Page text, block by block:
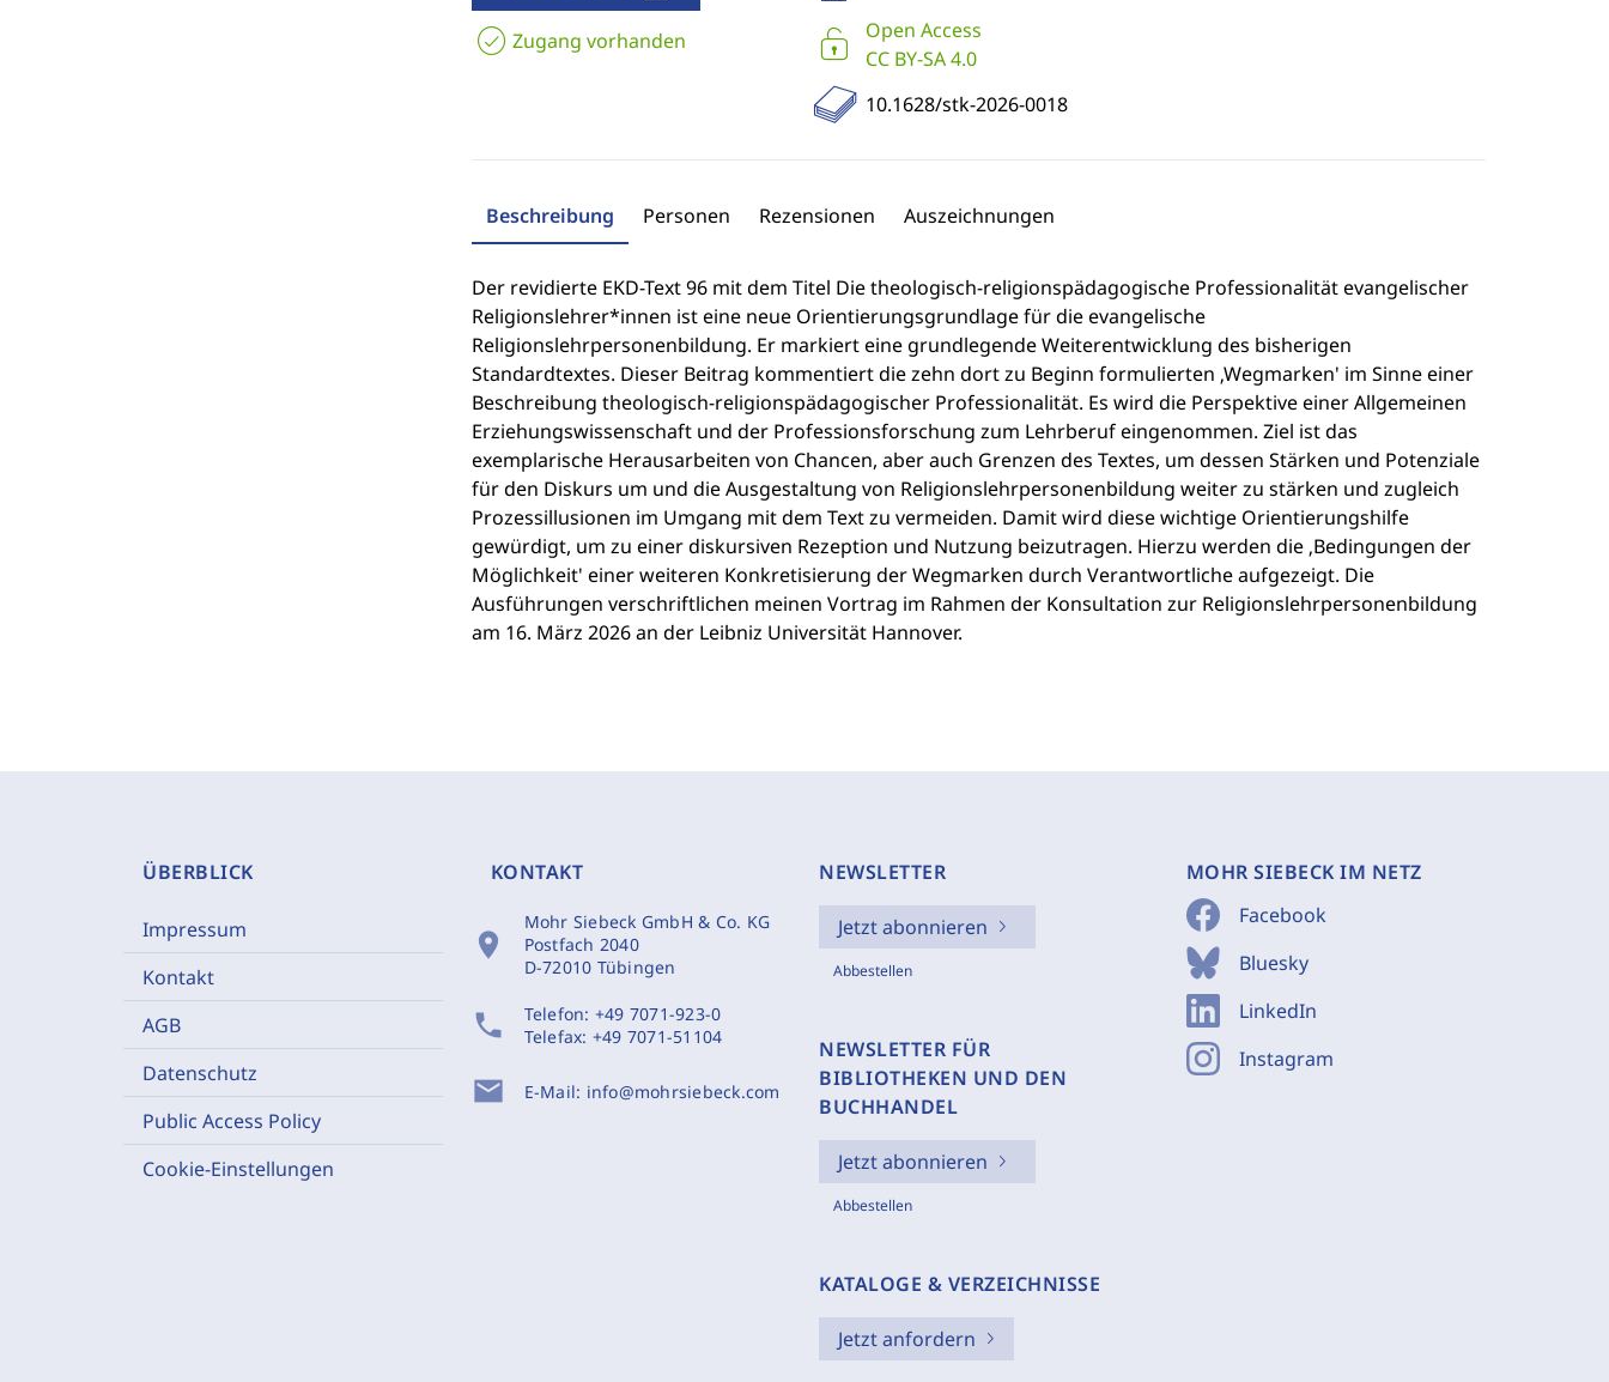
Zugang vorhanden
Open Access
CC BY-SA 4.0
10.1628/stk-2026-0018
Beschreibung Personen Rezensionen Auszeichnungen
Der revidierte EKD-Text 96 mit dem Titel Die theologisch-religionspädagogische Professionalität evangelischer
Religionslehrer*innen ist eine neue Orientierungsgrundlage für die evangelische
Religionslehrpersonenbildung. Er markiert eine grundlegende Weiterentwicklung des bisherigen
Standardtextes. Dieser Beitrag kommentiert die zehn dort zu Beginn formulierten ‚Wegmarken' im Sinne einer
Beschreibung theologisch-religionspädagogischer Professionalität. Es wird die Perspektive einer Allgemeinen
Erziehungswissenschaft und der Professionsforschung zum Lehrberuf eingenommen. Ziel ist das
exemplarische Herausarbeiten von Chancen, aber auch Grenzen des Textes, um dessen Stärken und Potenziale
für den Diskurs um und die Ausgestaltung von Religionslehrpersonenbildung weiter zu stärken und zugleich
Prozessillusionen im Umgang mit dem Text zu vermeiden. Damit wird diese wichtige Orientierungshilfe
gewürdigt, um zu einer diskursiven Rezeption und Nutzung beizutragen. Hierzu werden die ‚Bedingungen der
Möglichkeit' einer weiteren Konkretisierung der Wegmarken durch Verantwortliche aufgezeigt. Die
Ausführungen verschriftlichen meinen Vortrag im Rahmen der Konsultation zur Religionslehrpersonenbildung
am 16. März 2026 an der Leibniz Universität Hannover.
ÜBERBLICK
Impressum
Kontakt
AGB
Datenschutz
Public Access Policy
Cookie-Einstellungen
KONTAKT
location_on
Mohr Siebeck GmbH & Co. KG
Postfach 2040
D-72010 Tübingen
phone Telefon: +49 7071-923-0
Telefax: +49 7071-51104
mail E-Mail: info@mohrsiebeck.com
NEWSLETTER
Jetzt abonnieren
Abbestellen
NEWSLETTER FÜR
BIBLIOTHEKEN UND DEN
BUCHHANDEL
Jetzt abonnieren
Abbestellen
KATALOGE & VERZEICHNISSE
Jetzt anfordern
MOHR SIEBECK IM NETZ
Facebook
Bluesky
LinkedIn
Instagram